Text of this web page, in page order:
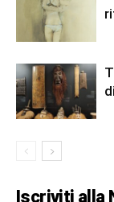
Iscriviti alla